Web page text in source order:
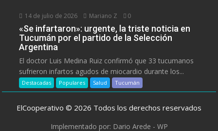
14 de julio de 2026 Mariano Z 0
«Se infartaron»: urgente, la triste noticia en
Tucumán por el partido de la Selección
Argentina
El doctor Luis Medina Ruiz confirmó que 33 tucumanos
sufrieron infartos agudos de miocardio durante los...
Destacadas Populares Salud Tucumán
ElCooperativo © 2026 Todos los derechos reservados